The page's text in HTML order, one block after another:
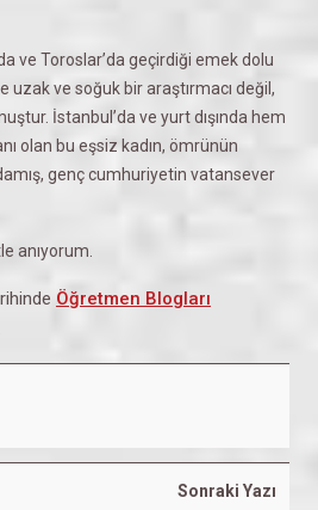
ve Toroslar’da geçirdiği emek dolu
uzak ve soğuk bir araştırmacı değil,
İstanbul’da ve yurt dışında hem
olan bu eşsiz kadın, ömrünün
genç cumhuriyetin vatansever
anıyorum.
Öğretmen Blogları
Sonraki Yazı